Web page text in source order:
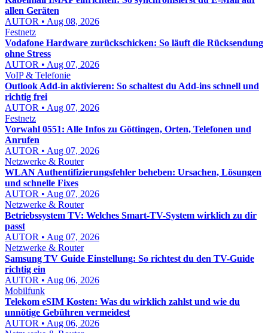
allen Geräten
AUTOR • Aug 08, 2026
Festnetz
Vodafone Hardware zurückschicken: So läuft die Rücksendung
ohne Stress
AUTOR • Aug 07, 2026
VoIP & Telefonie
Outlook Add-in aktivieren: So schaltest du Add-ins schnell und
richtig frei
AUTOR • Aug 07, 2026
Festnetz
Vorwahl 0551: Alle Infos zu Göttingen, Orten, Telefonen und
Anrufen
AUTOR • Aug 07, 2026
Netzwerke & Router
WLAN Authentifizierungsfehler beheben: Ursachen, Lösungen
und schnelle Fixes
AUTOR • Aug 07, 2026
Netzwerke & Router
Betriebssystem TV: Welches Smart-TV-System wirklich zu dir
passt
AUTOR • Aug 07, 2026
Netzwerke & Router
Samsung TV Guide Einstellung: So richtest du den TV-Guide
richtig ein
AUTOR • Aug 06, 2026
Mobilfunk
Telekom eSIM Kosten: Was du wirklich zahlst und wie du
unnötige Gebühren vermeidest
AUTOR • Aug 06, 2026